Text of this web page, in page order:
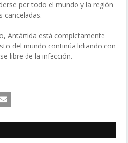
por todo el mundo y la región
canceladas.
Antártida está completamente
del mundo continúa lidiando con
libre de la infección.